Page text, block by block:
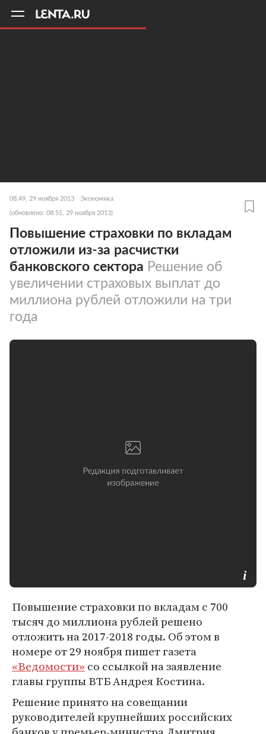
08:49, 29 ноября 2013 Экономика
(обновлено: 08:51, 29 ноября 2013)
Повышение страховки по вкладам
отложили из-за расчистки
банковского сектора Решение об
увеличении страховых выплат до
миллиона рублей отложили на три
года
Повышение страховки по вкладам с 700
тысяч до миллиона рублей решено
отложить на 2017-2018 годы. Об этом в
номере от 29 ноября пишет газета
«Ведомости» со ссылкой на заявление
главы группы ВТБ Андрея Костина.
Решение принято на совещании
руководителей крупнейших российских